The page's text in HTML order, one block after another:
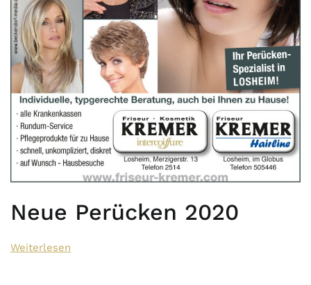
Neue Perücken 2020
Weiterlesen